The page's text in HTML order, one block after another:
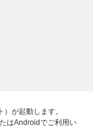
が起動します。
はAndroidでご利用い